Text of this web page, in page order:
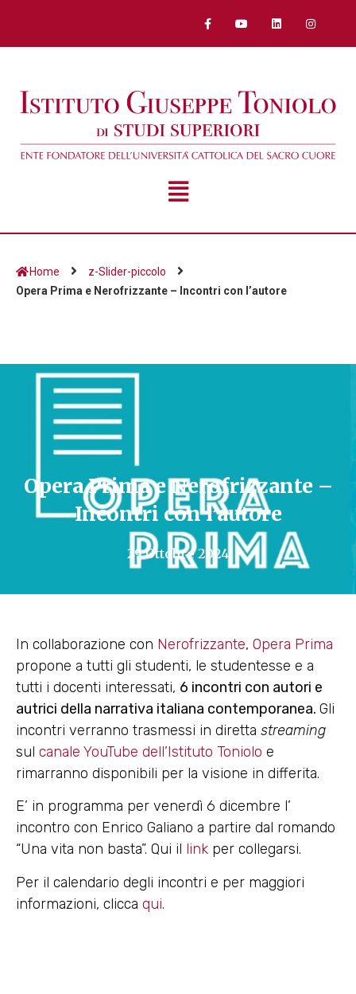
Home
z-Slider-piccolo
Opera Prima e Nerofrizzante – Incontri con l’autore
Opera Prima e Nerofrizzante –
Incontri con l’autore
29 Ottobre 2024
In collaborazione con Nerofrizzante, Opera Prima
propone a tutti gli studenti, le studentesse e a
tutti i docenti interessati, 6 incontri con autori e
autrici della narrativa italiana contemporanea. Gli
incontri verranno trasmessi in diretta streaming
sul canale YouTube dell’Istituto Toniolo e
rimarranno disponibili per la visione in differita.
E’ in programma per venerdì 6 dicembre l’
incontro con Enrico Galiano a partire dal romando
“Una vita non basta”. Qui il link per collegarsi.
Per il calendario degli incontri e per maggiori
informazioni, clicca qui.